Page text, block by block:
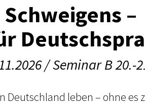
–
/ Seminar B 20.-
Deutschland leben – ohne es